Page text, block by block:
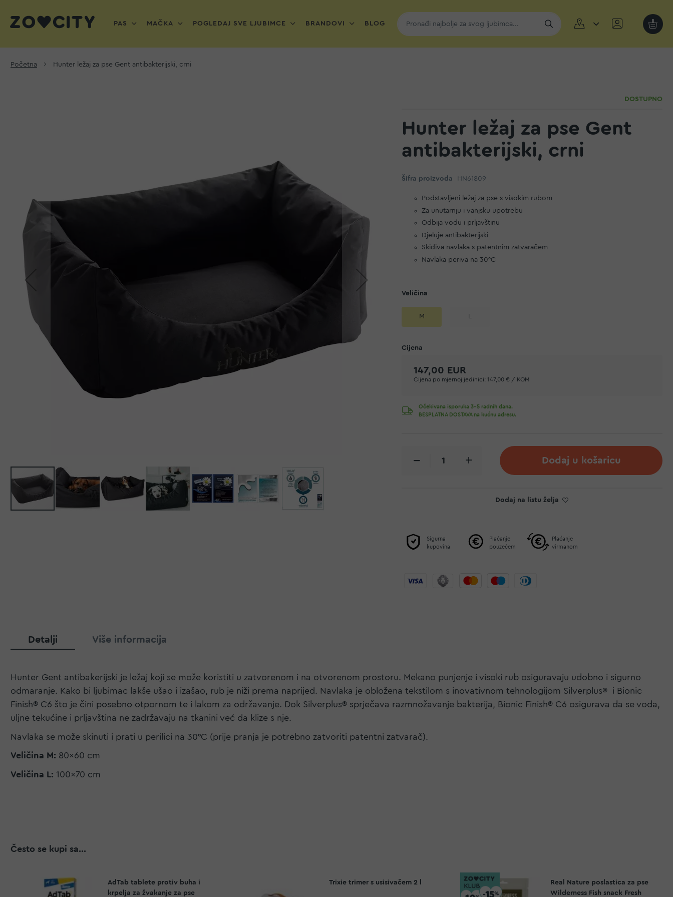
PAS MAČKA POGLEDAJ SVE LJUBIMCE BRANDOVI BLOG
Moja
Početna Hunter ležaj za pse Gent antibakterijski, crni
DOSTUPNO
Hunter ležaj za pse Gent
antibakterijski, crni
Šifra proizvoda HN61809
Podstavljeni ležaj za pse s visokim rubom
Za unutarnju i vanjsku upotrebu
Odbija vodu i prljavštinu
Djeluje antibakterijski
Skidiva navlaka s patentnim zatvaračem
Navlaka periva na 30°C
Veličina
M L
147,00 EUR
Cijena po mjernoj jedinici: 147,00 € / KOM
Očekivana isporuka 3-5 radnih dana.
BESPLATNA DOSTAVA na kućnu adresu.
Dodaj u košaricu
Dodaj na listu želja
Sigurna
kupovina
Plaćanje
pouzećem
Plaćanje
virmanom
Detalji
Hunter Gent antibakerijski je ležaj koji se može koristiti u zatvorenom i na otvorenom prostoru. Mekano punjenje i visoki rub osiguravaju udobno i sigurno
odmaranje. Kako bi ljubimac lakše ušao i izašao, rub je niži prema naprijed. Navlaka je obložena tekstilom s inovativnom tehnologijom Silverplus® i Bionic
Finish® C6 što je čini posebno otpornom te i lakom za održavanje. Dok Silverplus® sprječava razmnožavanje bakterija, Bionic Finish® C6 osigurava da se voda,
uljne tekućine i prljavština ne zadržavaju na tkanini već da klize s nje.
Navlaka se može skinuti i prati u perilici na 30°C (prije pranja je potrebno zatvoriti patentni zatvarač).
Veličina M: 80x60 cm
Veličina L: 100x70 cm
Više informacija
Često se kupi sa...
AdTab tablete protiv buha i
krpelja za žvakanje za pse
Trixie trimer s usisivačem 2 l
Real Nature poslastica za pse
Wilderness Fish snack Fresh